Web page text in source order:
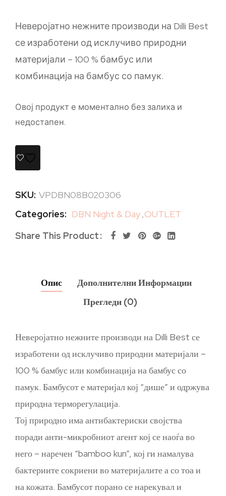
Неверојатно нежните производи на Dilli Best
се изработени од исклучиво природни
материјали – 100 % бамбус или
комбинација на бамбус со памук.
Овој продукт е моментално без залиха и
недостапен.
SKU: VPDBN08B020306
Categories: DBN Night & Day,OUTLET
Share This Product
Опис
Дополнителни Информации
Прегледи (0)
Неверојатно нежните производи на Dilli Best се
изработени од исклучиво природни материјали –
100 % бамбус или комбинација на бамбус со
памук. Бамбусот е материјал кој “дише” и одржува
природна терморегулација.
Тој природно има антибактериски својства
поради анти-микробниот агент кој се наоѓа во
него – наречен “bamboo kun”, кој ги намалува
бактериите сокриени во материјалите а со тоа и
на кожата. Бамбусот порано се нарекувал и